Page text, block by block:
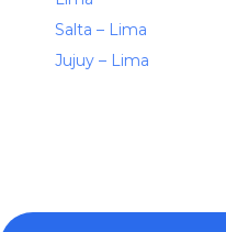
Salta – Lima
Jujuy – Lima